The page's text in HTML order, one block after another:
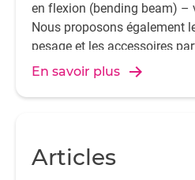
en flexion (bending beam) –
Nous proposons également
pesage et les accessoires
votre application.
En savoir plus
Articles